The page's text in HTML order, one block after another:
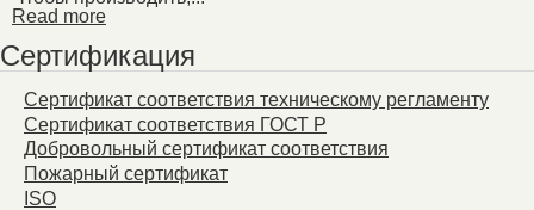
Read more
Сертификация
Сертификат соответствия техническому регламенту
Сертификат соответствия ГОСТ Р
Добровольный сертификат соответствия
Пожарный сертификат
ISO